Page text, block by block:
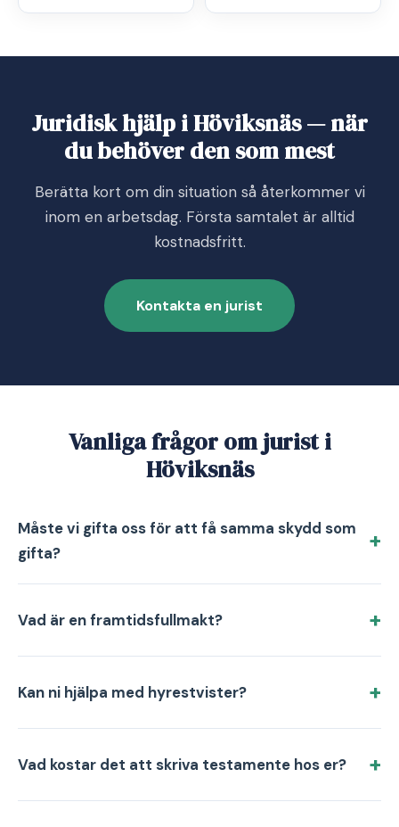
Juridisk hjälp i Höviksnäs — när
du behöver den som mest
Berätta kort om din situation så återkommer vi
inom en arbetsdag. Första samtalet är alltid
kostnadsfritt.
Kontakta en jurist
Vanliga frågor om jurist i
Höviksnäs
Måste vi gifta oss för att få samma skydd som
gifta?
Vad är en framtidsfullmakt?
Kan ni hjälpa med hyrestvister?
Vad kostar det att skriva testamente hos er?